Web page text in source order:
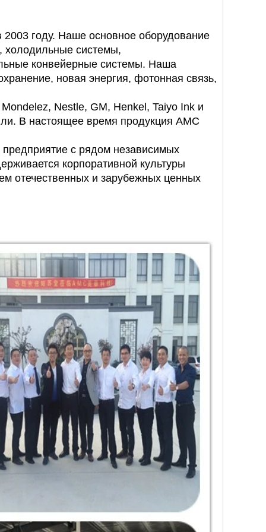
году. Наше основное оборудование
системы,
конвейерные системы. Наша
новая энергия, фотонная связь,
Nestle, GM, Henkel, Taiyo Ink и
В настоящее время продукция AMC
с рядом независимых
корпоративной культуры
отечественных и зарубежных ценных